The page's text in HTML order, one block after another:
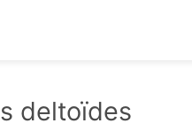
deltoïdes